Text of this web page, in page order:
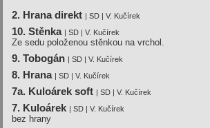
2. Hrana direkt | SD | V. Kučírek
10. Stěnka | SD | V. Kučírek
Ze sedu položenou stěnkou na vrchol.
9. Tobogán | SD | V. Kučírek
8. Hrana | SD | V. Kučírek
7a. Kuloárek soft | SD | V. Kučírek
7. Kuloárek | SD | V. Kučírek
bez hrany